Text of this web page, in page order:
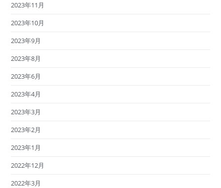
2023年11月
2023年10月
2023年9月
2023年8月
2023年6月
2023年4月
2023年3月
2023年2月
2023年1月
2022年12月
2022年3月